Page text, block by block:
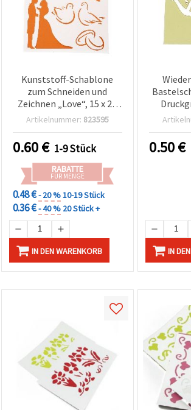
Kunststoff-Schablone
zum Schneiden und
Zeichnen „Love“, 15 x 21
cm – Bastelschablone für
Artikelnummer: 823595
0.60€ 1-9 Stück
RABATTE
FÜR MENGE
0.48 €- 20 %10-19 Stück
0.36 €- 40 % 20 Stück +
IN DEN WARENKORB
0.50€
IN